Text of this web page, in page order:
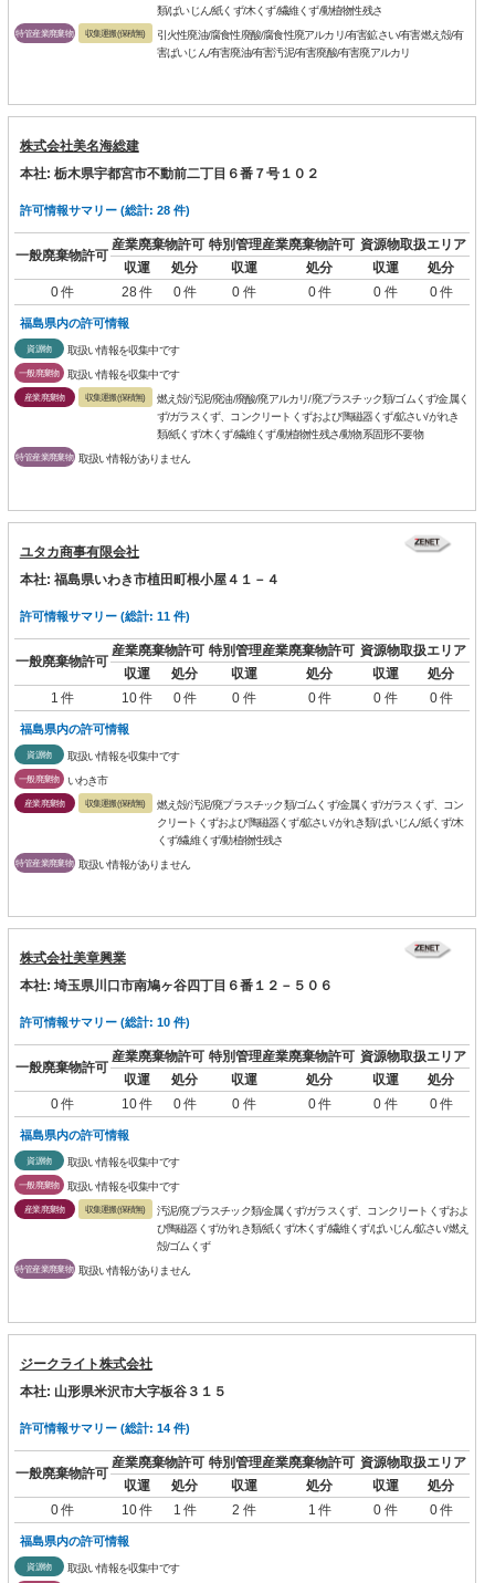
類/ばいじん/紙くず/木くず/繊維くず/動植物性残さ
特管産業廃棄物 収集運搬(保積無)
引火性廃油/腐食性廃酸/腐食性廃アルカリ/有害鉱さい/有害燃え殻/有
害ばいじん/有害廃油/有害汚泥/有害廃酸/有害廃アルカリ
株式会社美名海総建
本社: 栃木県宇都宮市不動前二丁目６番７号１０２
許可情報サマリー (総計: 28 件)
一般廃棄物許可
産業廃棄物許可 特別管理産業廃棄物許可 資源物取扱エリア
収運
処分 収運 処分 収運
処分
0 件
28 件 0 件 0 件 0 件 0 件 0 件
福島県内の許可情報
資源物 取扱い情報を収集中です
一般廃棄物 取扱い情報を収集中です
産業廃棄物 収集運搬(保積無)
燃え殻/汚泥/廃油/廃酸/廃アルカリ/廃プラスチック類/ゴムくず/金属く
ず/ガラスくず、コンクリートくずおよび陶磁器くず/鉱さい/がれき
類/紙くず/木くず/繊維くず/動植物性残さ/動物系固形不要物
特管産業廃棄物 取扱い情報がありません
ユタカ商事有限会社
本社: 福島県いわき市植田町根小屋４１－４
許可情報サマリー (総計: 11 件)
一般廃棄物許可
産業廃棄物許可 特別管理産業廃棄物許可 資源物取扱エリア
収運
処分 収運 処分 収運
処分
1 件
10 件 0 件 0 件 0 件 0 件 0 件
福島県内の許可情報
資源物 取扱い情報を収集中です
一般廃棄物 いわき市
産業廃棄物 収集運搬(保積無)
燃え殻/汚泥/廃プラスチック類/ゴムくず/金属くず/ガラスくず、コン
クリートくずおよび陶磁器くず/鉱さい/がれき類/ばいじん/紙くず/木
くず/繊維くず/動植物性残さ
特管産業廃棄物 取扱い情報がありません
株式会社美章興業
本社: 埼玉県川口市南鳩ヶ谷四丁目６番１２－５０６
許可情報サマリー (総計: 10 件)
一般廃棄物許可
産業廃棄物許可 特別管理産業廃棄物許可 資源物取扱エリア
収運
処分 収運 処分 収運
処分
0 件
10 件 0 件 0 件 0 件 0 件 0 件
福島県内の許可情報
資源物 取扱い情報を収集中です
一般廃棄物 取扱い情報を収集中です
産業廃棄物 収集運搬(保積無)
汚泥/廃プラスチック類/金属くず/ガラスくず、コンクリートくずおよ
び陶磁器くず/がれき類/紙くず/木くず/繊維くず/ばいじん/鉱さい/燃え
殻/ゴムくず
特管産業廃棄物 取扱い情報がありません
ジークライト株式会社
本社: 山形県米沢市大字板谷３１５
許可情報サマリー (総計: 14 件)
一般廃棄物許可
産業廃棄物許可 特別管理産業廃棄物許可 資源物取扱エリア
収運
処分 収運 処分 収運
処分
0 件
10 件 1 件 2 件 1 件 0 件 0 件
福島県内の許可情報
資源物 取扱い情報を収集中です